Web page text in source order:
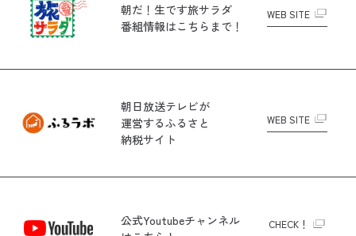
朝だ！生です旅サラダ
番組情報はこちらまで！
WEB SITE
朝日放送テレビが
運営するふるさと
納税サイト
WEB SITE
公式Youtubeチャンネル
CHECK！